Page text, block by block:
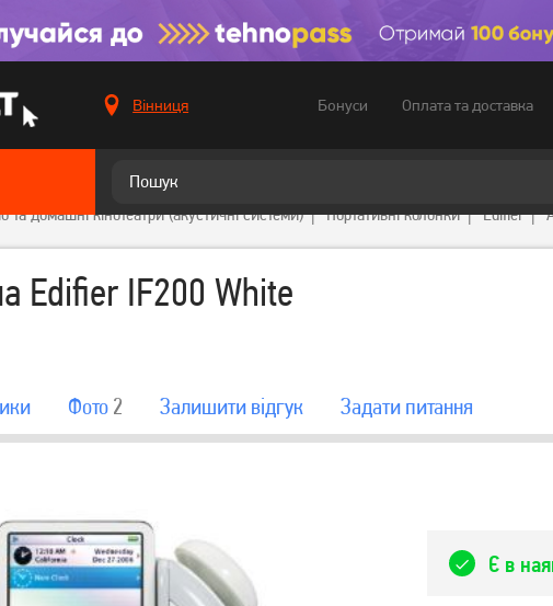
Вінниця Бонуси Оплата та доставка
та домашні кінотеатри (акустичні системи) Портативні колонки Edifier
Edifier IF200 White
Фото 2 Залишити вiдгук Задати питання
Є в